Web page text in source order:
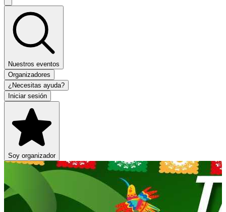
Nuestros eventos
Organizadores
¿Necesitas ayuda?
Iniciar sesión
Soy organizador